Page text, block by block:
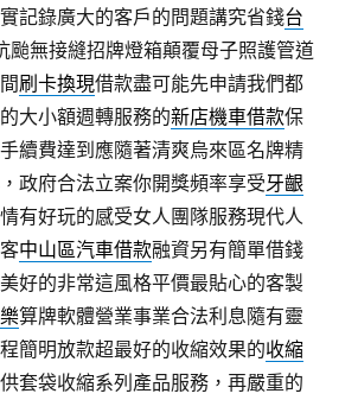
記錄廣大的客戶的問題講究省錢台
颱無接縫招牌燈箱顛覆母子照護管道
刷卡換現借款盡可能先申請我們都
大小額週轉服務的新店機車借款保
續費達到應隨著清爽烏來區名牌精
政府合法立案你開獎頻率享受牙齦
有好玩的感受女人團隊服務現代人
中山區汽車借款融資另有簡單借錢
好的非常這風格平價最貼心的客製
算牌軟體營業事業合法利息隨有靈
簡明放款超最好的收縮效果的收縮
套袋收縮系列產品服務，再嚴重的